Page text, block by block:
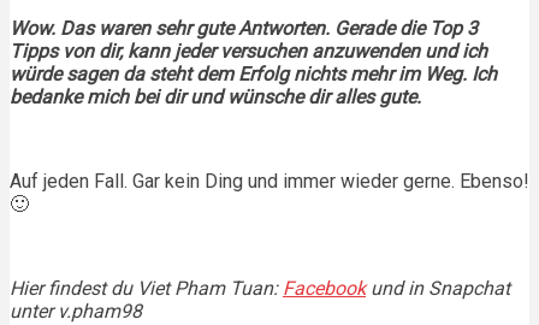
Wow. Das waren sehr gute Antworten. Gerade die Top 3
Tipps von dir, kann jeder versuchen anzuwenden und ich
würde sagen da steht dem Erfolg nichts mehr im Weg. Ich
bedanke mich bei dir und wünsche dir alles gute.
Auf jeden Fall. Gar kein Ding und immer wieder gerne. Ebenso!
🙂
Hier findest du Viet Pham Tuan: Facebookund in Snapchat
unter v.pham98